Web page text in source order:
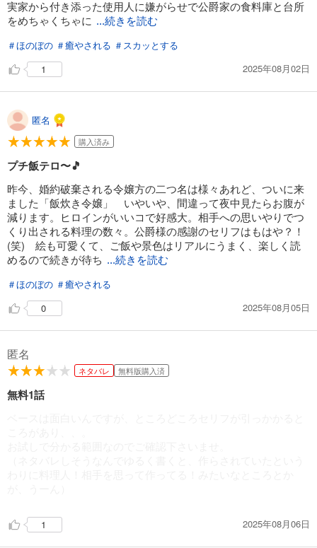
実家から付き添った使用人に嫌がらせで公爵家の食料庫と台所
をめちゃくちゃに ...続きを読む
＃ほのぼの ＃癒やされる ＃スカッとする
1
2025年08月02日
匿名
購入済み
プチ飯テロ〜🎵
昨今、婚約破棄される令嬢方の二つ名は様々あれど、ついに来
ました「飯炊き令嬢」 いやいや、間違って夜中見たらお腹が
減ります。ヒロインがいいコで好感大。相手への思いやりでつ
くり出される料理の数々。公爵様の感謝のセリフはもはや？！
(笑) 絵も可愛くて、ご飯や景色はリアルにうまく、楽しく読
めるので続きが待ち ...続きを読む
＃ほのぼの ＃癒やされる
0
2025年08月05日
匿名
ネタバレ 無料版購入済
無料1話
1 2025年08月06日